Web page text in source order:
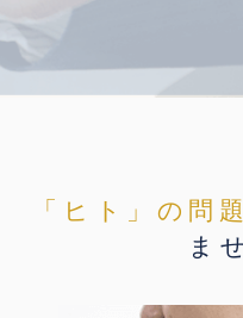
「ヒト」の問
ま